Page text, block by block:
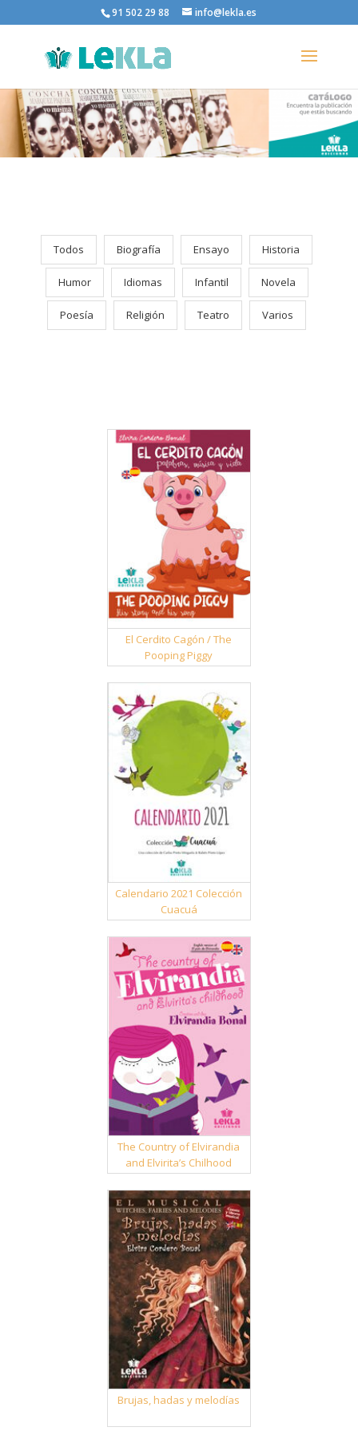
91 502 29 88 info@lekla.es
Todos Biografía Ensayo Historia
Humor Idiomas Infantil Novela
Poesía Religión Teatro Varios
El Cerdito Cagón / The
Pooping Piggy
Calendario 2021 Colección
Cuacuá
The Country of Elvirandia
and Elvirita’s Chilhood
Brujas, hadas y melodías